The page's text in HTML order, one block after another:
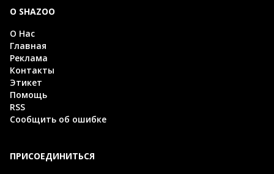
О SHAZOO
О Нас
Главная
Реклама
Контакты
Этикет
Помощь
RSS
Сообщить об ошибке
ПРИСОЕДИНИТЬСЯ